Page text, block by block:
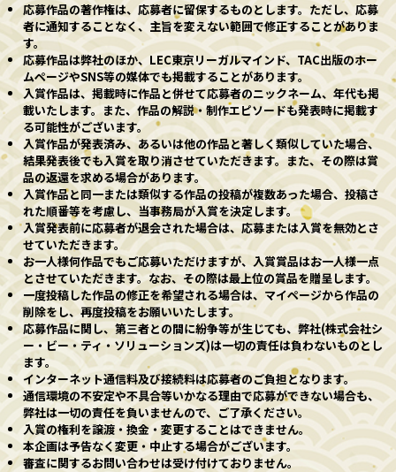
応募作品の著作権は、応募者に留保するものとします。ただし、応募
者に通知することなく、主旨を変えない範囲で修正することがありま
す。
応募作品は弊社のほか、LEC東京リーガルマインド、TAC出版のホー
ムページやSNS等の媒体でも掲載することがあります。
入賞作品は、掲載時に作品と併せて応募者のニックネーム、年代も掲
載いたします。また、作品の解説・制作エピソードも発表時に掲載す
る可能性がございます。
入賞作品が発表済み、あるいは他の作品と著しく類似していた場合、
結果発表後でも入賞を取り消させていただきます。また、その際は賞
品の返還を求める場合があります。
入賞作品と同一または類似する作品の投稿が複数あった場合、投稿さ
れた順番等を考慮し、当事務局が入賞を決定します。
入賞発表前に応募者が退会された場合は、応募または入賞を無効とさ
せていただきます。
お一人様何作品でもご応募いただけますが、入賞賞品はお一人様一点
とさせていただきます。なお、その際は最上位の賞品を贈呈します。
一度投稿した作品の修正を希望される場合は、マイページから作品の
削除をし、再度投稿をお願いいたします。
応募作品に関し、第三者との間に紛争等が生じても、弊社(株式会社シ
ー・ビー・ティ・ソリューションズ)は一切の責任は負わないものとし
ます。
インターネット通信料及び接続料は応募者のご負担となります。
通信環境の不安定や不具合等いかなる理由で応募ができない場合も、
弊社は一切の責任を負いませんので、ご了承ください。
入賞の権利を譲渡・換金・変更することはできません。
本企画は予告なく変更・中止する場合がございます。
審査に関するお問い合わせは受け付けておりません。